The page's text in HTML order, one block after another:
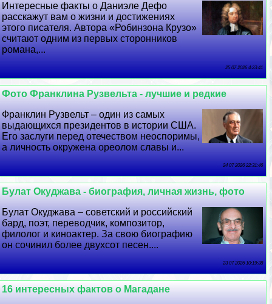
Интересные факты о Даниэле Дефо
расскажут вам о жизни и достижениях
этого писателя. Автора «Робинзона Крузо»
считают одним из первых сторонников
романа,...
25 07 2026 4:23:41
Фото Франклина Рузвельта - лучшие и редкие
Франклин Рузвельт – один из самых
выдающихся президентов в истории США.
Его заслуги перед отечеством неоспоримы,
а личность окружена ореолом славы и...
24 07 2026 22:31:46
Булат Окуджава - биография, личная жизнь, фото
Булат Окуджава – советский и российский
бард, поэт, переводчик, композитор,
филолог и киноактер. За свою биографию
он сочинил более двухсот песен....
23 07 2026 10:19:38
16 интересных фактов о Магадане